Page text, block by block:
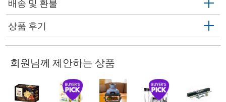
배송 및 환불
상품 후기
회원님께 제안하는 상품